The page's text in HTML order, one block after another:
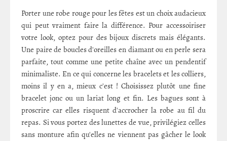
Porter une robe rouge pour les fêtes est un choix audacieux
qui peut vraiment faire la différence. Pour accessoiriser
votre look, optez pour des bijoux discrets mais élégants.
Une paire de boucles d'oreilles en diamant ou en perle sera
parfaite, tout comme une petite chaîne avec un pendentif
minimaliste. En ce qui concerne les bracelets et les colliers,
moins il y en a, mieux c'est ! Choisissez plutôt une fine
bracelet jonc ou un lariat long et fin. Les bagues sont à
proscrire car elles risquent d'accrocher la robe au fil du
repas. Si vous portez des lunettes de vue, privilégiez celles
sans monture afin qu'elles ne viennent pas gâcher le look